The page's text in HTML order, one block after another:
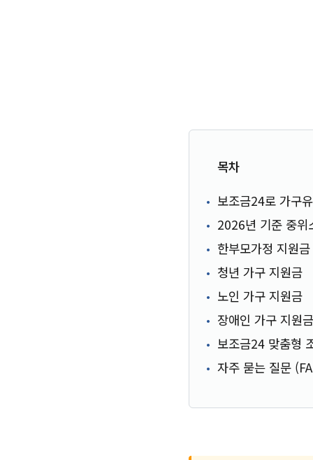
목차
보조금24로 가구
2026년 기준 중위
한부모가정 지원금
청년 가구 지원금
노인 가구 지원금
장애인 가구 지원
보조금24 맞춤형
자주 묻는 질문